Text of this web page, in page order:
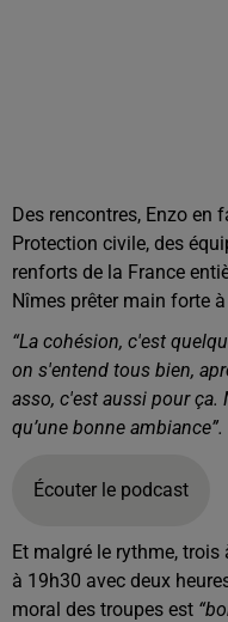
Des rencontres, Enzo en
Protection civile, des
renforts de la France
Nîmes prêter main forte
“La cohésion, c'est
on s'entend tous bien,
asso, c'est aussi pour ça.
qu’une bonne ambiance”.
Écouter le podcast
Et malgré le rythme,
à 19h30 avec deux
moral des troupes est